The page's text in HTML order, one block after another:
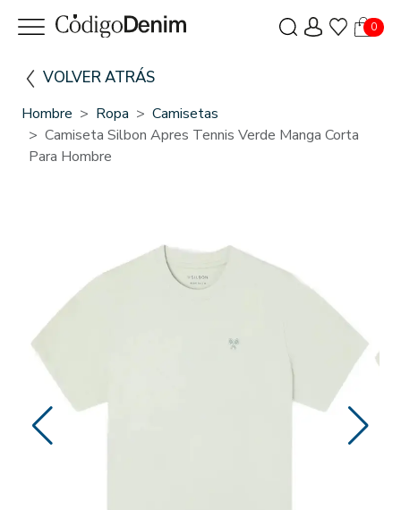
0
VOLVER ATRÁS
Hombre Ropa
Camisetas
Camiseta Silbon Apres Tennis Verde Manga Corta
Para Hombre